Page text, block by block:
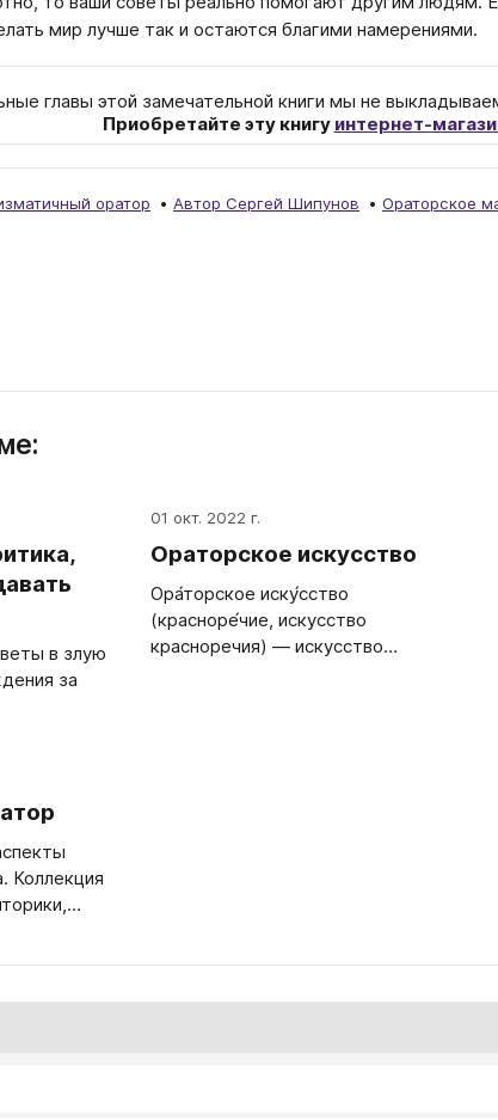
мир лучше так и остаются благими намерениями.
главы этой замечательной книги мы не
Приобретайте эту книгу интернет-
оратор Автор Сергей Шипунов Ораторское
в злую
за
01 окт. 2022 г.
Ораторское искусство
Ора́торское иску́сство
(красноре́чие, искусство
красноречия) — искусство
красноречие). Ораторское
Коллекция
навыки.